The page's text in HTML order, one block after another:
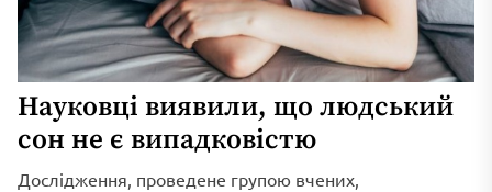
Науковці виявили, що людський
сон не є випадковістю
Дослідження, проведене групою вчених,